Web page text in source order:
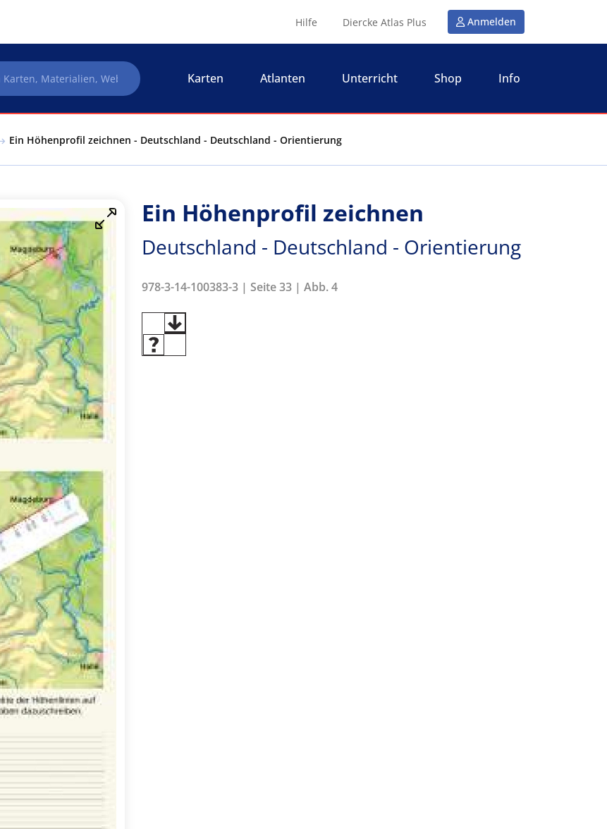
Hilfe Diercke Atlas Plus Anmelden
Karten Atlanten Unterricht Shop Info
Ein Höhenprofil zeichnen - Deutschland - Deutschland - Orientierung
Ein Höhenprofil zeichnen
Deutschland - Deutschland - Orientierung
978-3-14-100383-3 | Seite 33 | Abb. 4